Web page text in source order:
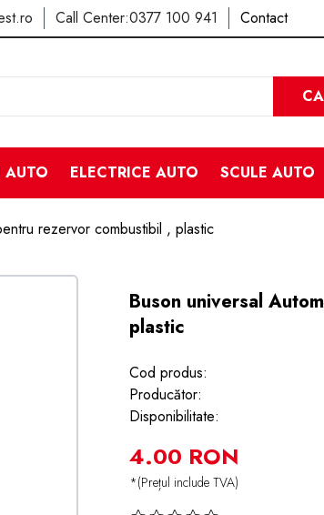
Call Center:0377 100 941 Contact
AUTO ELECTRICE AUTO SCULE AUTO
rezervor combustibil , plastic
Buson universal
plastic
Cod produs:
Producător:
Disponibilitate:
4.00 RON
*(Prețul include TVA)